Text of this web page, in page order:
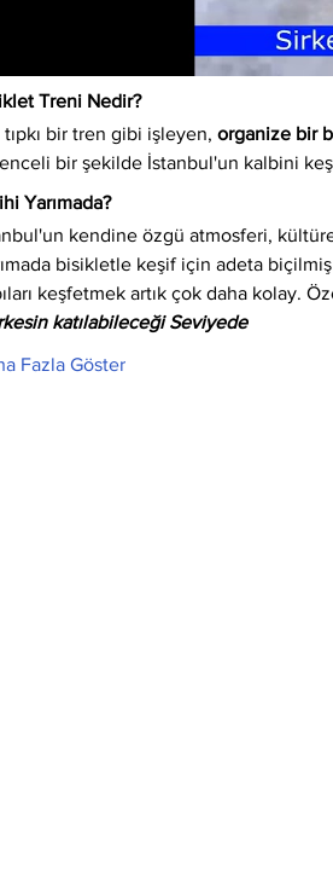
Treni Nedir?
tıpkı bir tren gibi işleyen, organize bir
bir şekilde İstanbul'un kalbini
Yarımada?
kendine özgü atmosferi,
bisikletle keşif için adeta
keşfetmek artık çok daha kolay.
katılabileceği Seviyede
Fazla Göster